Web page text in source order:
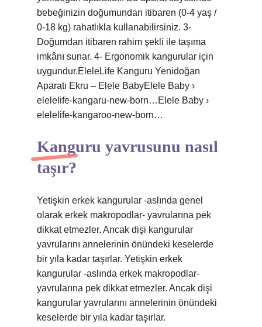
bebeğinizin doğumundan itibaren (0-4 yaş /
0-18 kg) rahatlıkla kullanabilirsiniz. 3-
Doğumdan itibaren rahim şekli ile taşıma
imkânı sunar. 4- Ergonomik kangurular için
uygundur.EleleLife Kanguru Yenidoğan
Aparatı Ekru – Elele BabyElele Baby ›
elelelife-kangaru-new-born…Elele Baby ›
elelelife-kangaroo-new-born…
Kanguru yavrusunu nasıl
taşır?
Yetişkin erkek kangurular -aslında genel
olarak erkek makropodlar- yavrularına pek
dikkat etmezler. Ancak dişi kangurular
yavrularını annelerinin önündeki keselerde
bir yıla kadar taşırlar. Yetişkin erkek
kangurular -aslında erkek makropodlar-
yavrularına pek dikkat etmezler. Ancak dişi
kangurular yavrularını annelerinin önündeki
keselerde bir yıla kadar taşırlar.